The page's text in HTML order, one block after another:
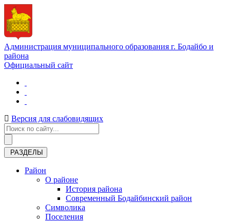
Администрация муниципального образования г. Бодайбо и
района
Официальный сайт
Версия для слабовидящих
РАЗДЕЛЫ
Район
О районе
История района
Современный Бодайбинский район
Символика
Поселения